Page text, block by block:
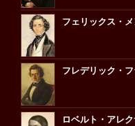
フェリックス・
フレデリック・
ロベルト・アレ